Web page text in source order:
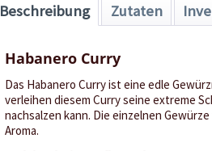
Beschreibung Zutaten
Habanero Curry
Das Habanero Curry ist eine edle
verleihen diesem Curry seine extreme
nachsalzen kann. Die einzelnen
Aroma.